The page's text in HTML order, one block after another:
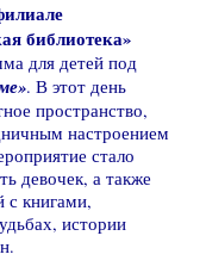
библиотека»
для детей под
. В этот день
пространство,
настроением
стало
девочек, а также
с книгами,
истории